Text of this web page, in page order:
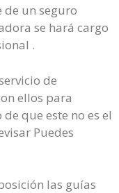
de un seguro
se hará cargo
.
de
ellos para
que este no es el
Puedes
las guías